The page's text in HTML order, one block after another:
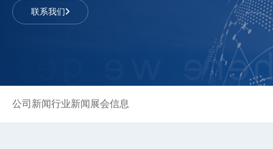
联系我们
公司新闻行业新闻 展会信息